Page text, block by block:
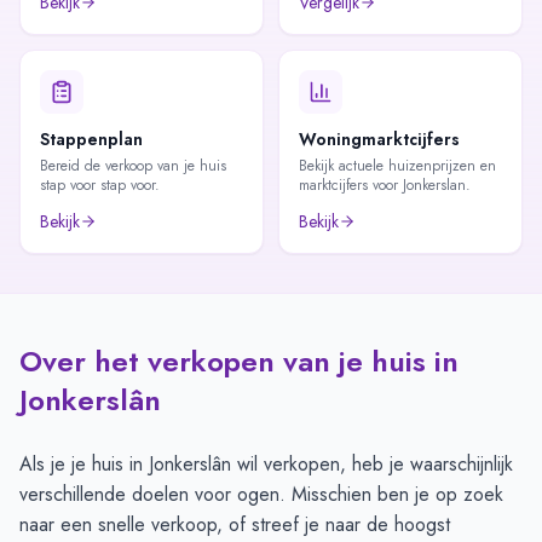
Stappenplan
Bereid de verkoop van je huis
stap voor stap voor.
Bekijk
Woningmarktcijfers
Bekijk actuele huizenprijzen en
marktcijfers voor Jonkerslan.
Bekijk
Over het verkopen van je huis in
Jonkerslân
Als je je huis in Jonkerslân wil verkopen, heb je waarschijnlijk
verschillende doelen voor ogen. Misschien ben je op zoek
naar een snelle verkoop, of streef je naar de hoogst